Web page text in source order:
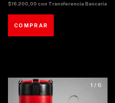
$16.200,00 con Transferencia Bancaria
1 / 6